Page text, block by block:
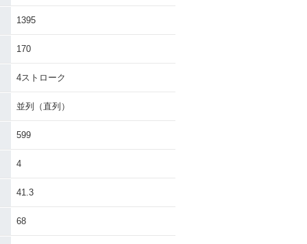
1395
170
4ストローク
並列（直列）
599
4
41.3
68